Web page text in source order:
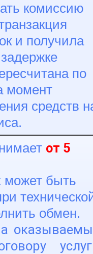
комиссию
и получила
по
момент
средств
от 5
может быть
обмен.